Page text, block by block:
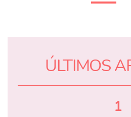
ÚLTIMOS
1